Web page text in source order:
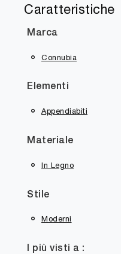
Caratteristiche
Marca
Connubia
Elementi
Appendiabiti
Materiale
In Legno
Stile
Moderni
I più visti a :